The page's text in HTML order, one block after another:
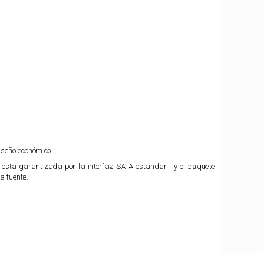
económico.
garantizada por la interfaz SATA estándar , y el paquete
fuente.